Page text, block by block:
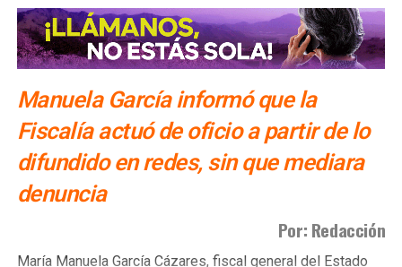
Manuela García informó que la
Fiscalía actuó de oficio a partir de lo
difundido en redes, sin que mediara
denuncia
Por: Redacción
María Manuela García Cázares, fiscal general del Estado